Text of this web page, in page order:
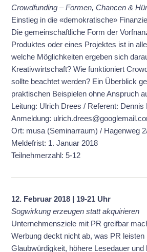
Crowdfunding – Formen, Chancen &
Einstieg in die «demokratische»
Die gemeinschaftliche Form der
Produktes oder eines Projektes ist in
welche Möglichkeiten ergeben sich
Kreativwirtschaft? Wie funktioniert
sollte beachtet werden? Ein Überblick
praktischen Beispielen ohne Anspruch
Leitung: Ulrich Drees/ Referent: Dennis
Anmeldung:
Ort: musa (Seminarraum) / Hagenweg
Meldefrist: 1. Januar 2018
Teilnehmerzahl: 5-12
12. Februar 2018 | 19-21 Uhr
Sogwirkung erzeugen statt akquirieren
Unternehmensziele mit PR greifbar
Werbung deckt nicht ab, was PR leisten
Glaubwürdigkeit, höhere Lesedauer und